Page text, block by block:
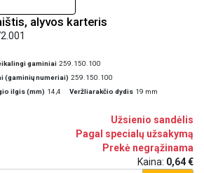
alyvos karteris
gaminiai 259.150.100
(gaminių numeriai) 259.150.100
ilgis (mm) 14,4 Veržliarakčio dydis 19 mm
Užsienio sandėlis
Pagal specialų užsakymą
Prekė negrąžinama
Kaina: 0,64 €